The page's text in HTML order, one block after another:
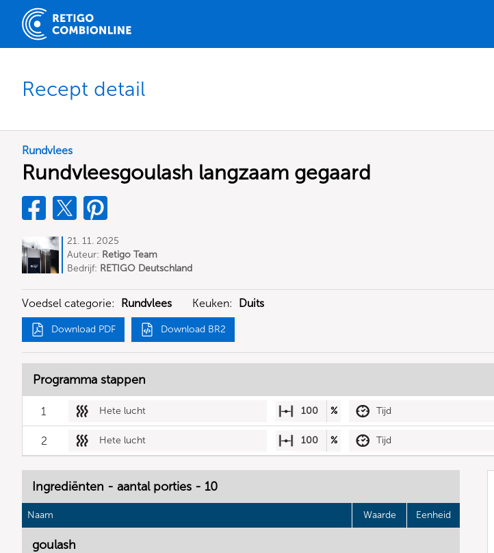
Recept detail
Rundvlees
Rundvleesgoulash langzaam gegaard
21. 11. 2025
Auteur: Retigo Team
Deutschland
Bedrijf: RETIGO Deutschland
Voedsel categorie: Rundvlees Keuken: Duits
Download PDF Download BR2
Programma stappen
1 Hete lucht 100 % Tijd
2 Hete lucht 100 % Tijd
Ingrediënten - aantal porties - 10
Naam Waarde Eenheid
goulash